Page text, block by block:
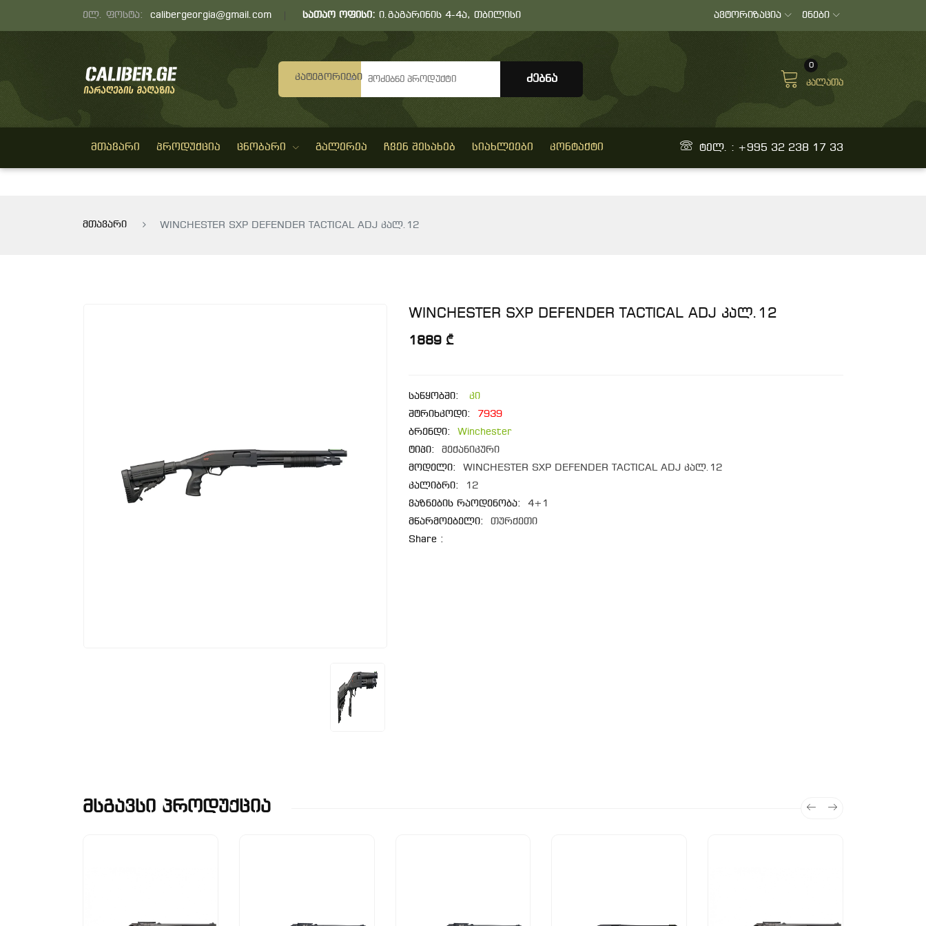
ელ. ფოსტა: calibergeorgia@gmail.com სათაო ოფისი: ი.გაგარინის 4-4ა, თბილისი ავტორიზაცია ენები
Კატეგორიები
0
კალათა
ᲛᲗᲐᲕᲐᲠᲘ ᲞᲠᲝᲓᲣᲥᲪᲘᲐ ᲪᲜᲝᲑᲐᲠᲘ ᲒᲐᲚᲔᲠᲔᲐ ᲩᲕᲔᲜ ᲨᲔᲡᲐᲮᲔᲑ ᲡᲘᲐᲮᲚᲔᲔᲑᲘ ᲙᲝᲜᲢᲐᲥᲢᲘ ტელ. : +995 32 238 17 33
მთავარი WINCHESTER SXP DEFENDER TACTICAL ADJ კალ.12
WINCHESTER SXP DEFENDER TACTICAL ADJ კალ.12
1889 ₾
საწყობში:
კი
შტრიხკოდი:
7939
ბრენდი:
Winchester
ტიპი:
მექანიკური
მოდელი:
WINCHESTER SXP DEFENDER TACTICAL ADJ კალ.12
კალიბრი:
12
ვაზნების რაოდენობა:
4+1
მწარმოებელი:
თურქეთი
Share :
Მსგავსი Პროდუქცია